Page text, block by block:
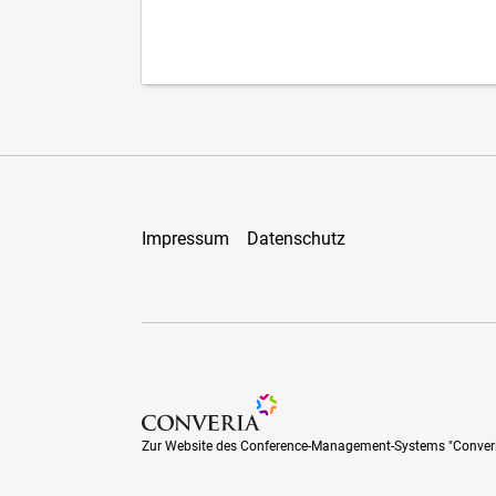
Impressum Datenschutz
Zur Website des Conference-Management-
Zur Website des Conference-Management-Systems